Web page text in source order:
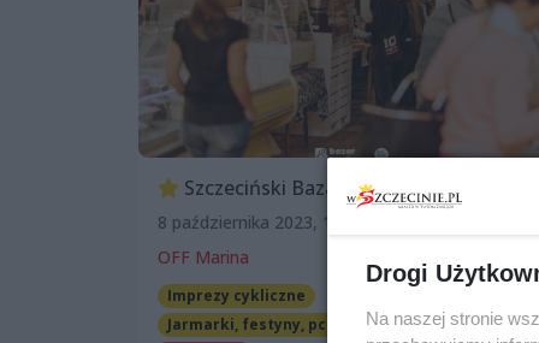
Szczeciński Bazar Smakoszy
8 października 2023, 10:00
OFF Marina
Imprezy cykliczne
Jarmarki, festyny, pchle targi
Drogi
Na naszej stronie